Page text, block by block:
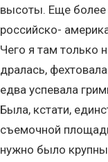
высоты. Еще
российско-
Чего я там только
дралась,
едва успевала
Была, кстати,
съемочной
нужно было